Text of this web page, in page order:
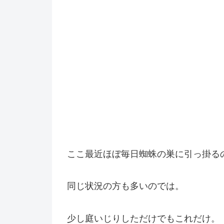
ここ最近ほぼ毎日蜘蛛の巣に引っ掛る
同じ状況の方も多いのでは。
少し庭いじりしただけでもこれだけ。